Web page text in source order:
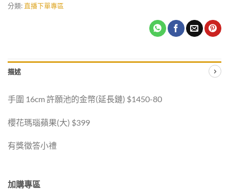
分類: 直播下單專區
描述
手圍 16cm 許願池的金幣(延長鏈) $1450-80
櫻花瑪瑙蘋果(大) $399
有獎徵答小禮
加購專區